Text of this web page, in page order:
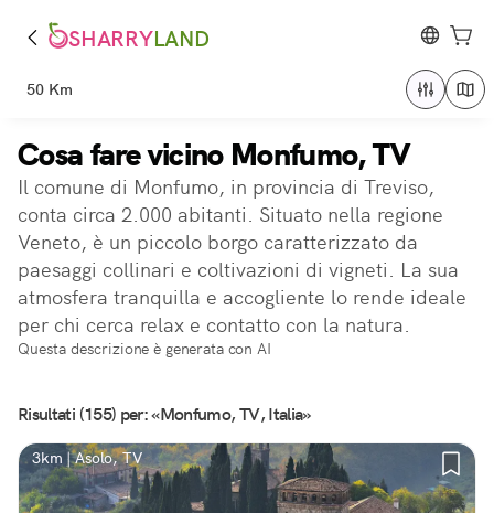
SHARRYLAND
50 Km
Cosa fare vicino Monfumo, TV
Il comune di Monfumo, in provincia di Treviso,
conta circa 2.000 abitanti. Situato nella regione
Veneto, è un piccolo borgo caratterizzato da
paesaggi collinari e coltivazioni di vigneti. La sua
atmosfera tranquilla e accogliente lo rende ideale
per chi cerca relax e contatto con la natura.
Questa descrizione è generata con AI
Risultati (155) per: «Monfumo, TV, Italia»
3km | Asolo, TV